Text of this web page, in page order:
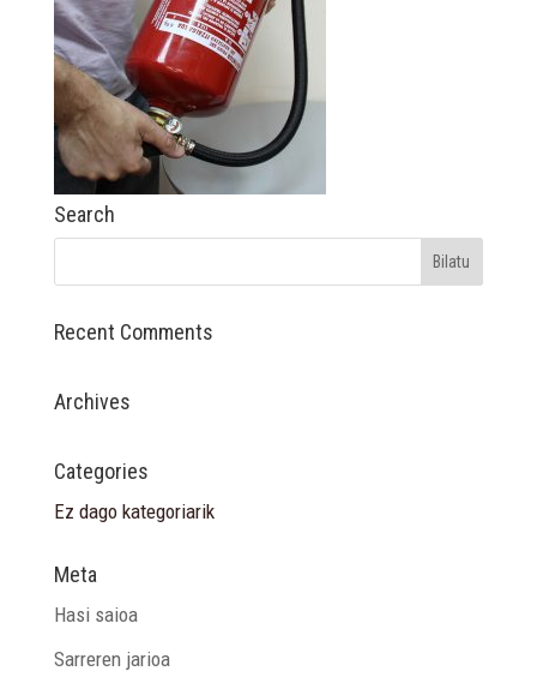
Search
Recent Comments
Archives
Categories
Ez dago kategoriarik
Meta
Hasi saioa
Sarreren jarioa